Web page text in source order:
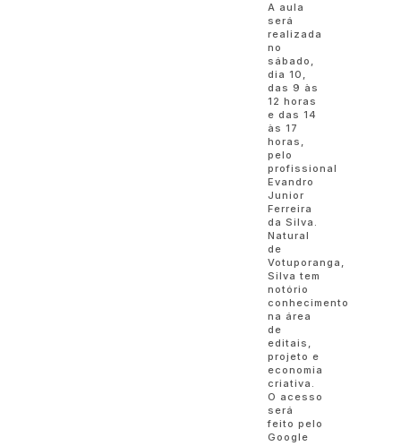
A aula
será
realizada
no
sábado,
dia 10,
das 9 às
12 horas
e das 14
às 17
horas,
pelo
profissional
Evandro
Junior
Ferreira
da Silva.
Natural
de
Votuporanga,
Silva tem
notório
conhecimento
na área
de
editais,
projeto e
economia
criativa.
O acesso
será
feito pelo
Google